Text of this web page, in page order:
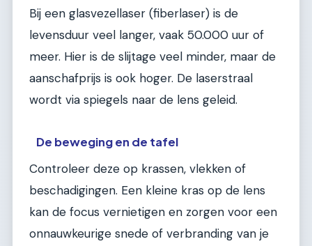
Bij een glasvezellaser (fiberlaser) is de
levensduur veel langer, vaak 50.000 uur of
meer. Hier is de slijtage veel minder, maar de
aanschafprijs is ook hoger. De laserstraal
wordt via spiegels naar de lens geleid.
De beweging en de tafel
Controleer deze op krassen, vlekken of
beschadigingen. Een kleine kras op de lens
kan de focus vernietigen en zorgen voor een
onnauwkeurige snede of verbranding van je